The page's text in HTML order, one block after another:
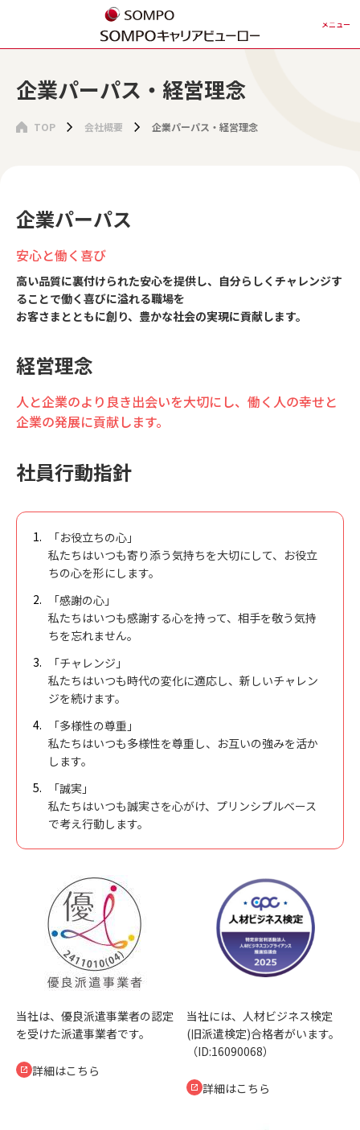
メニュー
企業パーパス・経営理念
TOP 会社概要 企業パーパス・経営理念
企業パーパス
安心と働く喜び
高い品質に裏付けられた安心を提供し、自分らしくチャレンジす
ることで働く喜びに溢れる職場を
お客さまとともに創り、豊かな社会の実現に貢献します。
経営理念
人と企業のより良き出会いを大切にし、働く人の幸せと
企業の発展に貢献します。
社員行動指針
「お役立ちの心」
私たちはいつも寄り添う気持ちを大切にして、お役立
ちの心を形にします。
「感謝の心」
私たちはいつも感謝する心を持って、相手を敬う気持
ちを忘れません。
「チャレンジ」
私たちはいつも時代の変化に適応し、新しいチャレン
ジを続けます。
「多様性の尊重」
私たちはいつも多様性を尊重し、お互いの強みを活か
します。
「誠実」
私たちはいつも誠実さを心がけ、プリンシプルベース
で考え行動します。
当社は、優良派遣事業者の認定
を受けた派遣事業者です。
詳細はこちら
当社には、人材ビジネス検定
(旧派遣検定)合格者がいます。
（ID:16090068）
詳細はこちら